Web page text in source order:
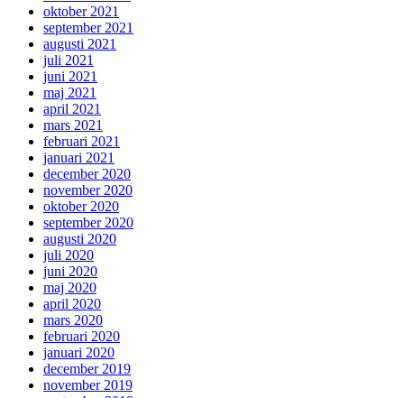
oktober 2021
september 2021
augusti 2021
juli 2021
juni 2021
maj 2021
april 2021
mars 2021
februari 2021
januari 2021
december 2020
november 2020
oktober 2020
september 2020
augusti 2020
juli 2020
juni 2020
maj 2020
april 2020
mars 2020
februari 2020
januari 2020
december 2019
november 2019